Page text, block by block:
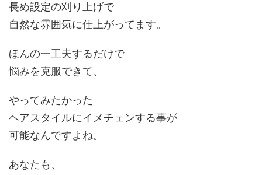
長め設定の刈り上げで
自然な雰囲気に仕上がってます。
ほんの一工夫するだけで
悩みを克服できて、
やってみたかった
ヘアスタイルにイメチェンする事が
可能なんですよね。
あなたも、